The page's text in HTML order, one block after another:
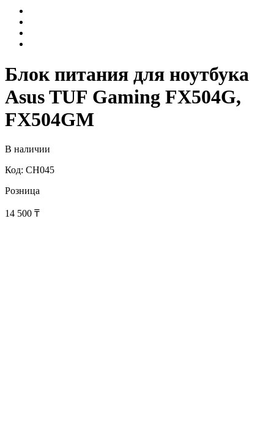
Блок питания для ноутбука
Asus TUF Gaming FX504G,
FX504GM
В наличии
Код: CH045
Розница
14 500 ₸